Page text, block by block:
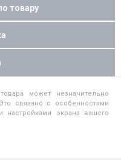
товару
может незначительно
связано с особенностями
настройками экрана вашего